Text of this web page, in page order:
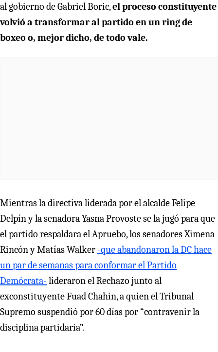
al gobierno de Gabriel Boric,el proceso constituyente
volvió a transformar al partido en un ring de
boxeo o, mejor dicho, de todo vale.
Mientras la directiva liderada por el alcalde Felipe
Delpín y la senadora Yasna Provoste se la jugó para que
el partido respaldara el Apruebo, los senadores Ximena
Rincón y Matías Walker -que abandonaron la DC hace
un par de semanas para conformar el Partido
Demócrata- lideraron el Rechazo junto al
exconstituyente Fuad Chahin, a quien el Tribunal
Supremo suspendió por 60 días por “contravenir la
disciplina partidaria”.